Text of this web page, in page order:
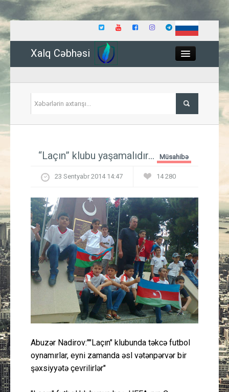
Xalq Cəbhəsi
İqtisadiyyat
Güney Azərbaycan
Mədəniyyət
Müsahibə
İdman
Layihə
“Laçın” klubu yaşamalıdır... Müsahibə
23 Sentyabr 2014 14:47 14 280
Abuzər Nadirov:""Laçın" klubunda təkcə futbol
oynamırlar, eyni zamanda əsl vətənpərvər bir
şəxsiyyətə çevrilirlər"